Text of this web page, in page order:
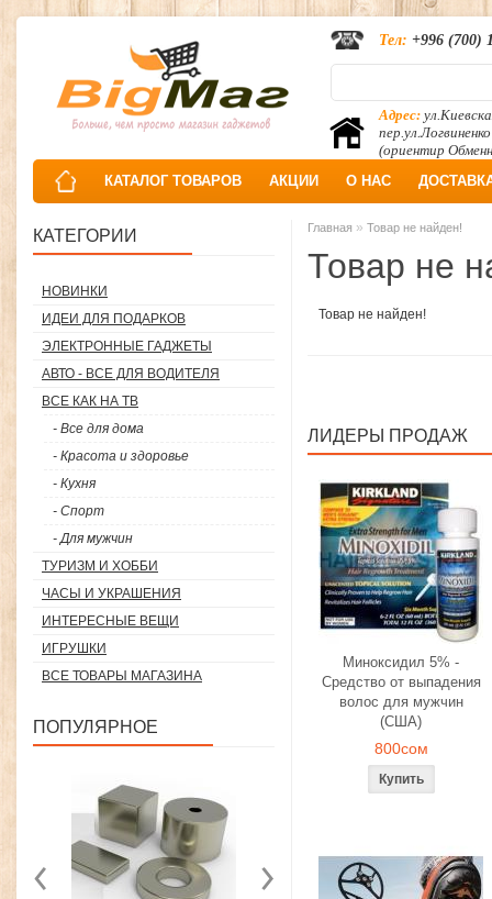
Адрес:
пер.ул.Логвиненко
(ориентир
Тел: +996 (700)
КАТАЛОГ ТОВАРОВ АКЦИИ О НАС
КАТЕГОРИИ
НОВИНКИ
ИДЕИ ДЛЯ ПОДАРКОВ
ЭЛЕКТРОННЫЕ ГАДЖЕТЫ
АВТО - ВСЕ ДЛЯ ВОДИТЕЛЯ
ВСЕ КАК НА ТВ
- Все для дома
- Красота и здоровье
- Кухня
- Спорт
- Для мужчин
ТУРИЗМ И ХОББИ
ЧАСЫ И УКРАШЕНИЯ
ИНТЕРЕСНЫЕ ВЕЩИ
ИГРУШКИ
ВСЕ ТОВАРЫ МАГАЗИНА
ПОПУЛЯРНОЕ
Главная » Товар не найден!
Товар не
Товар не найден!
ЛИДЕРЫ ПРОДАЖ
Миноксидил 5% -
Средство от выпадения
волос для мужчин
(США)
800сом